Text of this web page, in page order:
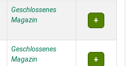
Geschlossenes
Magazin
Geschlossenes
Magazin